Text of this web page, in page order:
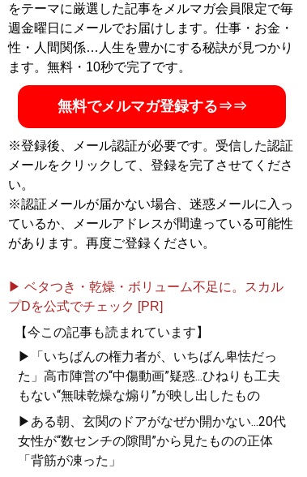
をテーマに厳選した記事をメルマガ会員限定で毎
週金曜日にメールでお届けします。仕事・お金・
性・人間関係…人生を豊かにする秘訣が見つかり
ます。無料・10秒で完了です。
無料でメルマガ登録する⇒⇒
※登録後、メール認証が必要です。受信した認証
メールをクリックして、登録を完了させてくださ
い。
※認証メールが届かない場合、迷惑メールに入っ
ているか、メールアドレスが間違っている可能性
があります。再度ご登録ください。
▶ ベタつき・乾燥・ボリューム不足に。スカル
プDを公式でチェック [PR]
【今この記事も読まれています】
▶「いちばんの権力者が、いちばん卑怯だっ
た」高市陣営の“中傷動画”疑惑...ひねりも工夫
もない“無味乾燥な煽り”が映し出したもの
▶ある朝、玄関のドアがなぜか開かない...20代
女性が“数センチの隙間”から見たものの正体
「背筋が凍った」